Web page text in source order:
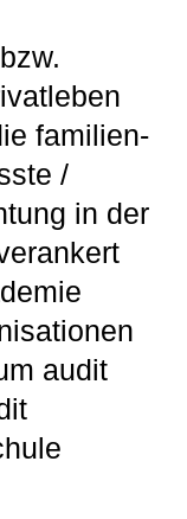
familien-
/
in der
audit